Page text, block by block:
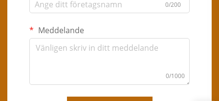
0/200
Meddelande
0/1000